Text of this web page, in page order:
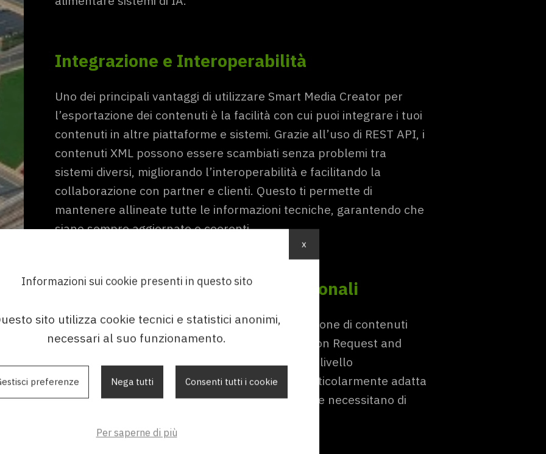
Integrazione e Interoperabilità
Uno dei principali vantaggi di utilizzare Smart Media Creator per
l’esportazione dei contenuti è la facilità con cui puoi integrare i tuoi
contenuti in altre piattaforme e sistemi. Grazie all’uso di REST API, i
contenuti XML possono essere scambiati senza problemi tra
sistemi diversi, migliorando l’interoperabilità e facilitando la
collaborazione con partner e clienti. Questo ti permette di
mantenere allineate tutte le informazioni tecniche, garantendo che
siano sempre aggiornate e coerenti.
Supporto per standard Internazionali
Smart Media Creator supporta anche l’esportazione di contenuti
secondo lo standard iiRDS (Intelligent Information Request and
Delivery Standard), che è sempre più richiesto a livello
internazionale. Questo rende la piattaforma particolarmente adatta
per aziende che operano in contesti globali e che necessitano di
Informazioni sui cookie presenti in questo sito
sito utilizza cookie tecnici e statistici anonimi,
necessari al suo funzionamento.
preferenze Nega tutti Consenti tutti i cookie
Per saperne di più
x